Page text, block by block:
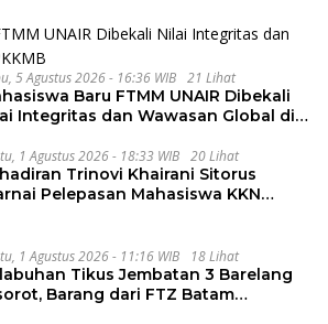
5 Agustus 2026 - 16:36 WIB 21 Lihat
Baru FTMM UNAIR Dibekali
Integritas dan Wawasan Global di
1 Agustus 2026 - 18:33 WIB 20 Lihat
Trinovi Khairani Sitorus
Pelepasan Mahasiswa KKN
1 Agustus 2026 - 11:16 WIB 18 Lihat
Tikus Jembatan 3 Barelang
Barang dari FTZ Batam